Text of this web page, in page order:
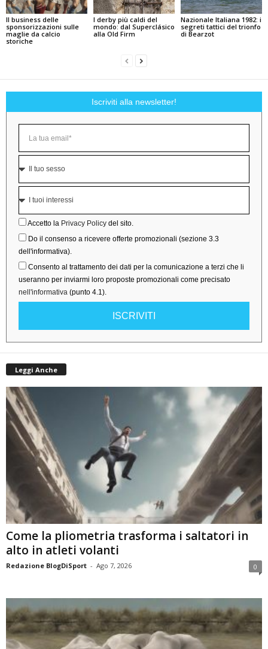
Il business delle
sponsorizzazioni sulle
maglie da calcio
storiche
I derby più caldi del
mondo: dal Superclásico
alla Old Firm
Nazionale Italiana 1982: i
segreti tattici del trionfo
di Bearzot
Iscriviti alla newsletter!
Accetto la Privacy Policy del sito.
Do il consenso a ricevere offerte promozionali (sezione 3.3
dell'informativa).
Consento al trattamento dei dati per la comunicazione a terzi che li
useranno per inviarmi loro proposte promozionali come precisato
nell'informativa (punto 4.1).
ISCRIVITI
Leggi Anche
Come la pliometria trasforma i saltatori in
alto in atleti volanti
Redazione BlogDiSport - Ago 7, 2026 0